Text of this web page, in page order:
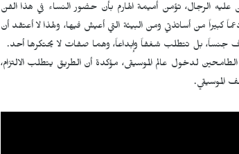
عليه الرجال، تؤمن أميمة الهارم بأن حضور النساء في هذا الفن
من أساتذتي ومن البيئة التي أعيش فيها، ولهذا لا أعتقد أن
جنساً، بل تتطلب شغفاً وإبداعاً، وهما صفات لا يحتكرها أحد.
لدخول عالم الموسيقى، مؤكدة أن الطريق يتطلب الالتزام،
الموسيقي.